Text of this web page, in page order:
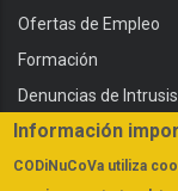
Ofertas de Empleo
Formación
Denuncias de
Servicios
Actualidad
Información
CODiNuCoVa utiliza